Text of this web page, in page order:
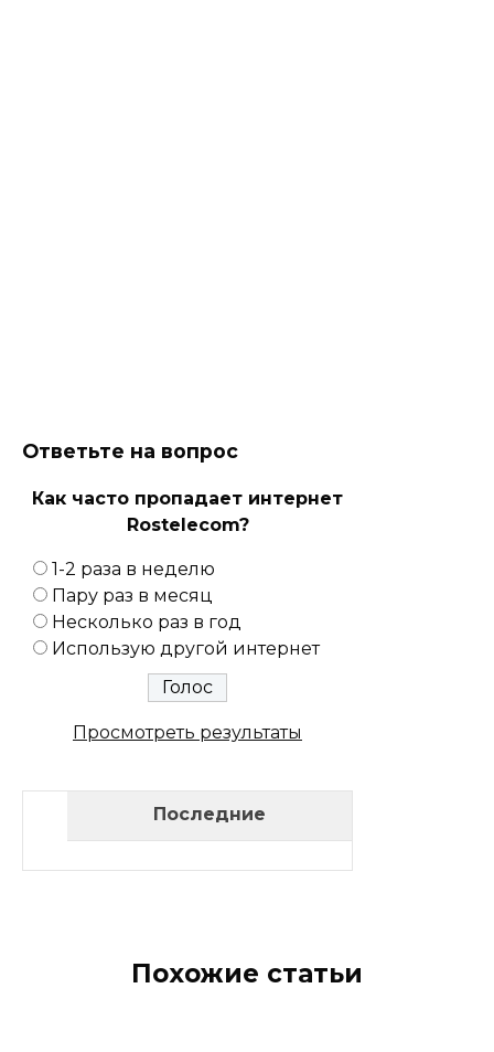
Ответьте на вопрос
Как часто пропадает интернет
Rostelecom?
1-2 раза в неделю
Пару раз в месяц
Несколько раз в год
Использую другой интернет
Просмотреть результаты
Последние
Похожие статьи